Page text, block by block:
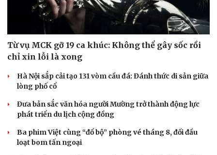
Từ vụ MCK gỡ 19 ca khúc: Không thể gây sốc rồi
chỉ xin lỗi là xong
Hà Nội sắp cải tạo 131 vòm cầu đá: Đánh thức di sản giữa
lòng phố cổ
Đưa bản sắc văn hóa người Mường trở thành động lực
phát triển du lịch cộng đồng
Ba phim Việt cùng “đổ bộ” phòng vé tháng 8, đối đầu
loạt bom tấn ngoại